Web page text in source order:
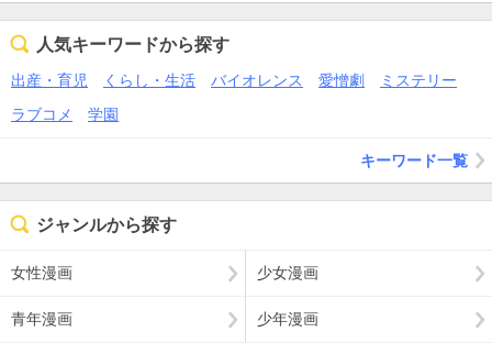
人気キーワードから探す
出産・育児 くらし・生活 バイオレンス 愛憎劇
ミステリー
ラブコメ
学園
キーワード一覧
ジャンルから探す
女性漫画 少女漫画
青年漫画 少年漫画